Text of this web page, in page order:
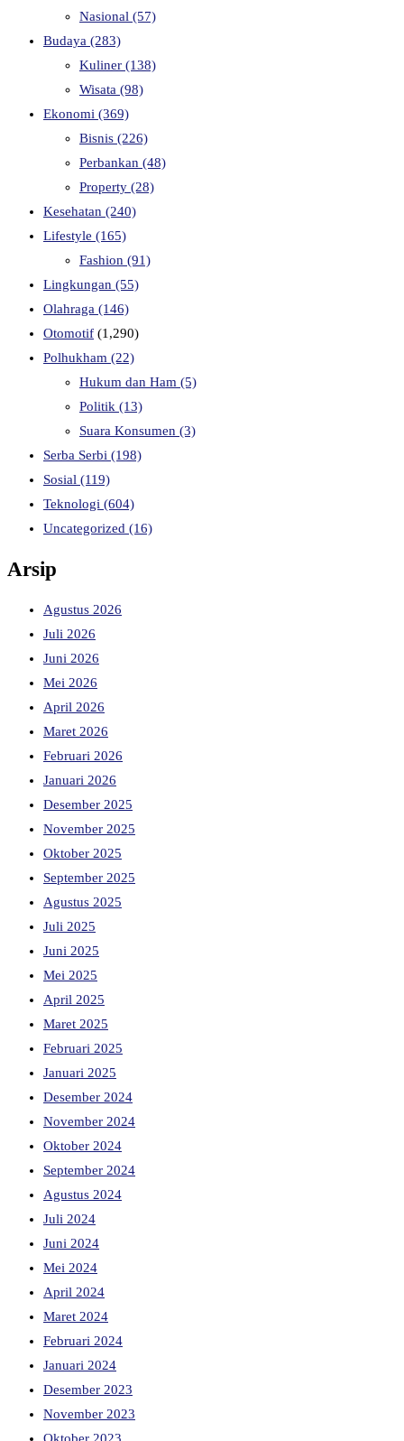
Nasional (57)
Budaya (283)
Kuliner (138)
Wisata (98)
Ekonomi (369)
Bisnis (226)
Perbankan (48)
Property (28)
Kesehatan (240)
Lifestyle (165)
Fashion (91)
Lingkungan (55)
Olahraga (146)
Otomotif (1,290)
Polhukham (22)
Hukum dan Ham (5)
Politik (13)
Suara Konsumen (3)
Serba Serbi (198)
Sosial (119)
Teknologi (604)
Uncategorized (16)
Arsip
Agustus 2026
Juli 2026
Juni 2026
Mei 2026
April 2026
Maret 2026
Februari 2026
Januari 2026
Desember 2025
November 2025
Oktober 2025
September 2025
Agustus 2025
Juli 2025
Juni 2025
Mei 2025
April 2025
Maret 2025
Februari 2025
Januari 2025
Desember 2024
November 2024
Oktober 2024
September 2024
Agustus 2024
Juli 2024
Juni 2024
Mei 2024
April 2024
Maret 2024
Februari 2024
Januari 2024
Desember 2023
November 2023